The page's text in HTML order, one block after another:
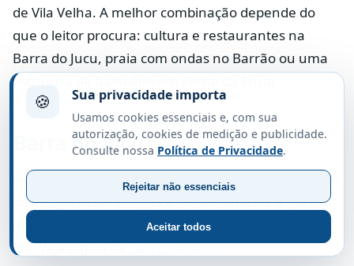
de Vila Velha. A melhor combinação depende do
que o leitor procura: cultura e restaurantes na
Barra do Jucu, praia com ondas no Barrão ou uma
estrutura de balneário em Ponta da Fruta.
Barra do Jucu
Fica ao norte e reúne praia, foz do Rio Jucu, tradição
do congo, casas antigas e restaurantes. É a parada
mais prática para almoçar e acrescentar cultura ao
dia. Veja o guia daBarra do Jucu.
🍪 Sua privacidade importa
Usamos cookies essenciais e, com sua
autorização, cookies de medição e publicidade.
Consulte nossa Política de Privacidade.
Aceitar todos
Rejeitar não essenciais